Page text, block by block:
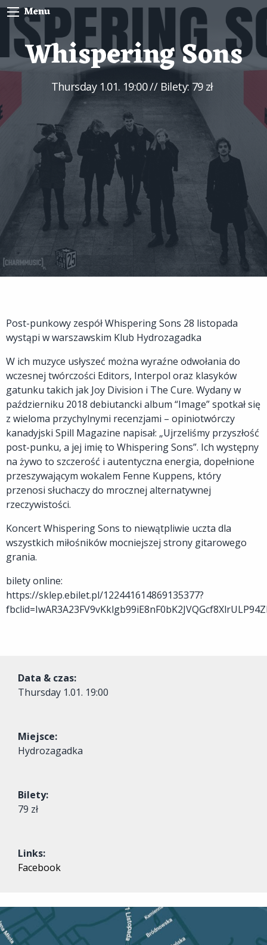
Menu
Whispering Sons
Thursday 1.01. 19:00// Bilety: 79 zł
Post-punkowy zespół Whispering Sons 28 listopada
wystąpi w warszawskim Klub Hydrozagadka
W ich muzyce usłyszeć można wyraźne odwołania do
wczesnej twórczości Editors, Interpol oraz klasyków
gatunku takich jak Joy Division i The Cure. Wydany w
październiku 2018 debiutancki album “Image” spotkał się
z wieloma przychylnymi recenzjami – opiniotwórczy
kanadyjski Spill Magazine napisał: „Ujrzeliśmy przyszłość
post-punku, a jej imię to Whispering Sons”. Ich występny
na żywo to szczerość i autentyczna energia, dopełnione
przeszywającym wokalem Fenne Kuppens, który
przenosi słuchaczy do mrocznej alternatywnej
rzeczywistości.
Koncert Whispering Sons to niewątpliwie uczta dla
wszystkich miłośników mocniejszej strony gitarowego
grania.
bilety online:
https://sklep.ebilet.pl/122441614869135377?
Data & czas:
Thursday 1.01. 19:00
Miejsce:
Hydrozagadka
Bilety:
79 zł
Links:
Facebook